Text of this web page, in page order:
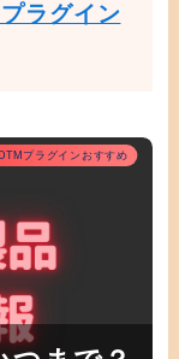
ラグイン
プラグインおすすめ